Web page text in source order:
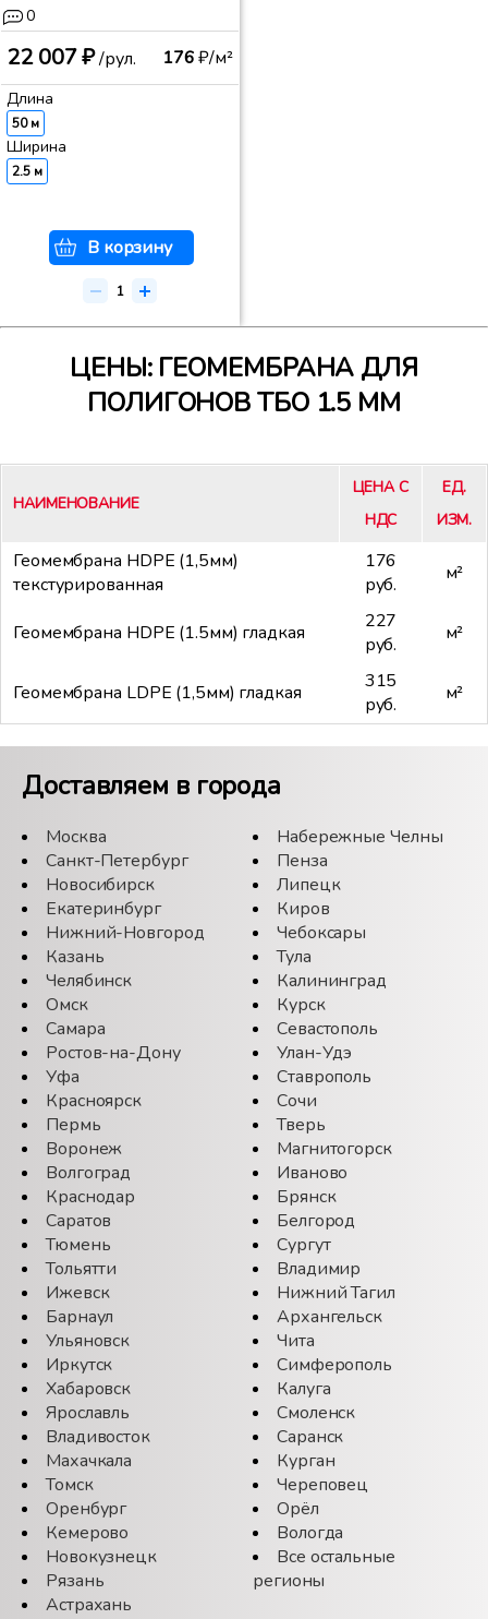
0
22 007 ₽/рул. 176₽/м²
Длина
50 м
Ширина
2.5 м
В корзину
ЦЕНЫ: ГЕОМЕМБРАНА ДЛЯ
ПОЛИГОНОВ ТБО 1.5 ММ
НАИМЕНОВАНИЕ
ЦЕНА С
НДС
ЕД.
ИЗМ.
Геомембрана HDPE (1,5мм)
текстурированная
176
руб.
м²
Геомембрана HDPE (1.5мм) гладкая
227
руб.
м²
Геомембрана LDPE (1,5мм) гладкая
315
руб.
м²
Доставляем в города
Москва
Санкт-Петербург
Новосибирск
Екатеринбург
Нижний-Новгород
Казань
Челябинск
Омск
Самара
Ростов-на-Дону
Уфа
Красноярск
Пермь
Воронеж
Волгоград
Краснодар
Саратов
Тюмень
Тольятти
Ижевск
Барнаул
Ульяновск
Иркутск
Хабаровск
Ярославль
Владивосток
Махачкала
Томск
Оренбург
Кемерово
Новокузнецк
Рязань
Астрахань
Набережные Челны
Пенза
Липецк
Киров
Чебоксары
Тула
Калининград
Курск
Севастополь
Улан-Удэ
Ставрополь
Сочи
Тверь
Магнитогорск
Иваново
Брянск
Белгород
Сургут
Владимир
Нижний Тагил
Архангельск
Чита
Симферополь
Калуга
Смоленск
Саранск
Курган
Череповец
Орёл
Вологда
Все остальные
регионы